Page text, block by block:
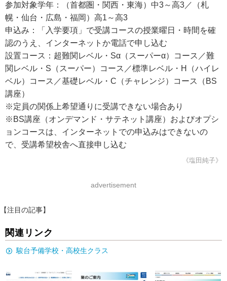
参加対象学年：（首都圏・関西・東海）中3～高3／（札
幌・仙台・広島・福岡）高1～高3
申込み：「入学要項」で受講コースの授業曜日・時間を確
認のうえ、インターネットか電話で申し込む
設置コース：超難関レベル・Sα（スーパーα）コース／難
関レベル・S（スーパー）コース／標準レベル・H（ハイレ
ベル）コース／基礎レベル・C（チャレンジ）コース（BS
講座）
※定員の関係上希望通りに受講できない場合あり
※BS講座（オンデマンド・サテネット講座）およびオプシ
ョンコースは、インターネットでの申込みはできないの
で、受講希望校舎へ直接申し込む
《塩田純子》
advertisement
【注目の記事】
関連リンク
駿台予備学校・高校生クラス